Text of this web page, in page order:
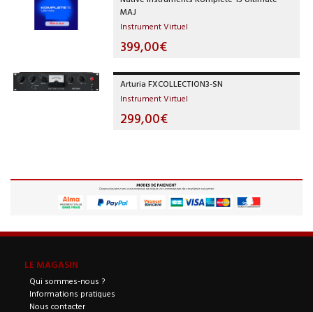
MAJ
Instrument Virtuel
399,00€
Arturia FXCOLLECTION3-SN
Instrument Virtuel
299,00€
LE MAGASIN
Qui sommes-nous ?
Informations pratiques
Nous contacter